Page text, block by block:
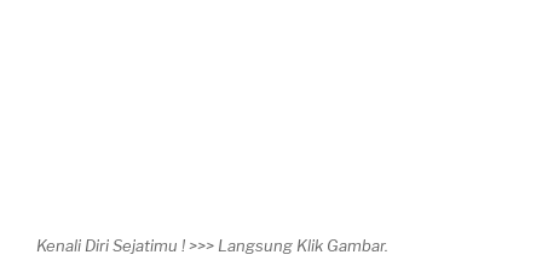
Kenali Diri Sejatimu ! >>> Langsung Klik Gambar.